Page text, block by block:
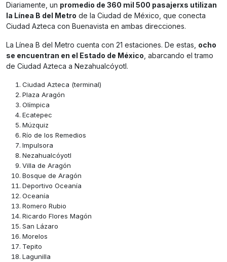
Diariamente, un promedio de 360 mil 500 pasajerxs utilizan
la Línea B del Metro de la Ciudad de México, que conecta
Ciudad Azteca con Buenavista en ambas direcciones.
La Línea B del Metro cuenta con 21 estaciones. De estas, ocho
se encuentran en el Estado de México, abarcando el tramo
de Ciudad Azteca a Nezahualcóyotl.
Ciudad Azteca (terminal)
Plaza Aragón
Olímpica
Ecatepec
Múzquiz
Río de los Remedios
Impulsora
Nezahualcóyotl
Villa de Aragón
Bosque de Aragón
Deportivo Oceanía
Oceanía
Romero Rubio
Ricardo Flores Magón
San Lázaro
Morelos
Tepito
Lagunilla